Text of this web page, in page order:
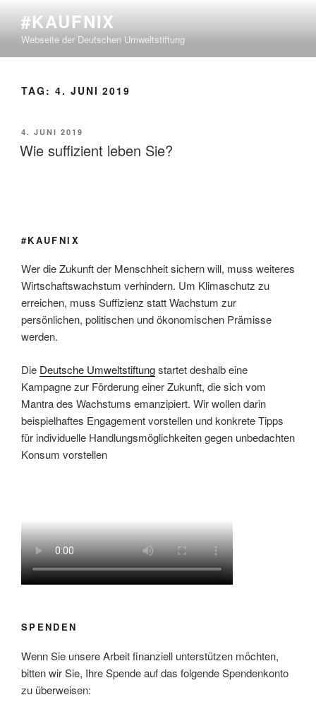
Inhalt
springen
#KAUFNIX
Webseite der Deutschen Umweltstiftung
TAG: 4. JUNI 2019
VERÖFFENTLICHT
AM
4. JUNI 2019
Wie suffizient leben Sie?
#KAUFNIX
Wer die Zukunft der Menschheit sichern will, muss weiteres
Wirtschaftswachstum verhindern. Um Klimaschutz zu
erreichen, muss Suffizienz statt Wachstum zur
persönlichen, politischen und ökonomischen Prämisse
werden.
Die Deutsche Umweltstiftungstartet deshalb eine
Kampagne zur Förderung einer Zukunft, die sich vom
Mantra des Wachstums emanzipiert. Wir wollen darin
beispielhaftes Engagement vorstellen und konkrete Tipps
für individuelle Handlungsmöglichkeiten gegen unbedachten
Konsum vorstellen
SPENDEN
Wenn Sie unsere Arbeit finanziell unterstützen möchten,
bitten wir Sie, Ihre Spende auf das folgende Spendenkonto
zu überweisen: